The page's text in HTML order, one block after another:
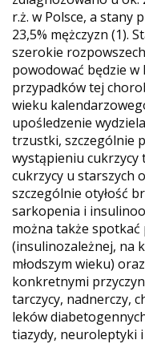
r.ż. w Polsce, a stany
23,5% mężczyzn (1).
szerokie
powodować będzie
przypadków tej
wieku
upośledzenie
trzustki, szczególnie
wystąpieniu cukrzycy
cukrzycy u starszych
szczególnie otyłość
sarkopenia i
można także spotkać
(insulinozależnej, na
młodszym wieku)
konkretnymi
tarczycy, nadnerczy,
leków
tiazydy, neuroleptyki i